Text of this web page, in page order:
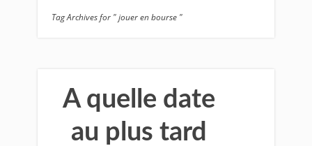
Tag Archives for " jouer en bourse "
A quelle date
au plus tard